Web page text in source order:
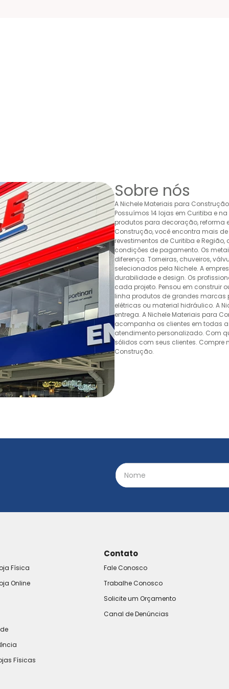
Sobre nós
A Nichele Materiais para
Possuímos 14 lojas em Curitiba e
produtos para decoração, reforma
Construção, você encontra mais
revestimentos de Curitiba e
condições de pagamento. Os
diferença. Torneiras, chuveiros,
selecionados pela Nichele. A
durabilidade e design. Os
cada projeto. Pensou em construir
linha produtos de grandes marcas
elétricas ou material hidráulico. A
entrega. A Nichele Materiais para
acompanha os clientes em todas
atendimento personalizado. Com
sólidos com seus clientes. Compre
Construção.
Física
Online
Físicas
Contato
Fale Conosco
Trabalhe Conosco
Solicite um Orçamento
Canal de Denúncias